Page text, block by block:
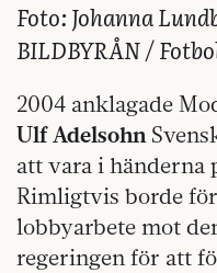
Foto: Johanna
BILDBYRÅN /
2004 anklagade
Ulf Adelsohn
att vara i händerna
Rimligtvis borde
lobbyarbete mot
regeringen för att